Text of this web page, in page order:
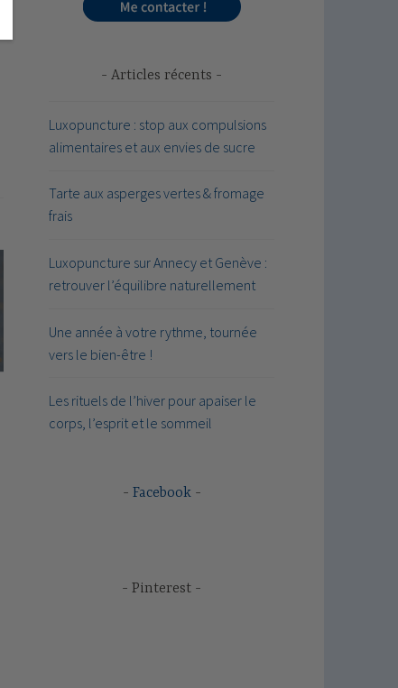
Articles récents
Luxopuncture : stop aux compulsions
alimentaires et aux envies de sucre
Tarte aux asperges vertes & fromage
frais
Luxopuncture sur Annecy et Genève :
retrouver l’équilibre naturellement
Une année à votre rythme, tournée
vers le bien-être !
Les rituels de l’hiver pour apaiser le
corps, l’esprit et le sommeil
Facebook
Pinterest